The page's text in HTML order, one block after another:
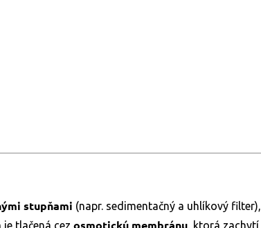
stupňami (napr. sedimentačný a uhlíkový filter),
tlačená cez osmotickú membránu, ktorá zachytí